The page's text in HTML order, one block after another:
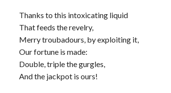
Thanks to this intoxicating liquid
That feeds the revelry,
Merry troubadours, by exploiting it,
Our fortune is made:
Double, triple the gurgles,
And the jackpot is ours!